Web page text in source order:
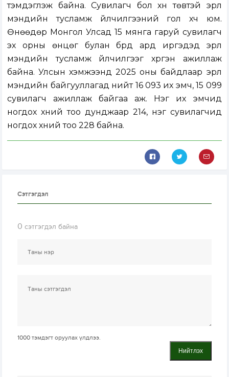
тэмдэглэж байна. Сувилагч бол хүн төвтэй эрүүл
мэндийн тусламж үйлчилгээний гол хүч юм.
Өнөөдөр Монгол Улсад 15 мянга гаруй сувилагч
эх орны өнцөг булан бүрд ард иргэдэд эрүүл
мэндийн тусламж үйлчилгээг хүргэн ажиллаж
байна. Улсын хэмжээнд 2025 оны байдлаар эрүүл
мэндийн байгууллагад нийт 16 093 их эмч, 15 099
сувилагч ажиллаж байгаа аж. Нэг их эмчид
ногдох хүний тоо дунджаар 214, нэг сувилагчид
ногдох хүний тоо 228 байна.
Сэтгэгдэл
0 сэтгэгдэл байна
1000 тэмдэгт оруулах үлдлээ.
Нийтлэх